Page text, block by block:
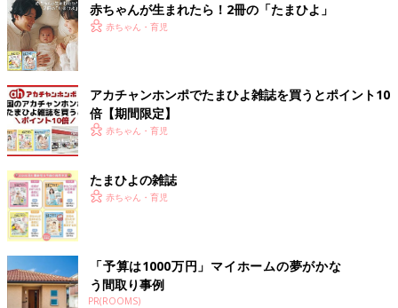
赤ちゃんが生まれたら！2冊の「たまひよ」
赤ちゃん・育児
アカチャンホンポでたまひよ雑誌を買うとポイント10
倍【期間限定】
赤ちゃん・育児
たまひよの雑誌
赤ちゃん・育児
「予算は1000万円」マイホームの夢がかな
う間取り事例
PR(ROOMS)